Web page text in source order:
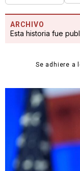
ARCHIVO
Esta historia fue
Se adhiere a